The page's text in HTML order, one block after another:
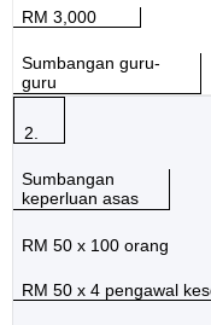
RM 3,000
Sumbangan guru-
guru
2.
Sumbangan
keperluan asas
RM 50 x 100 orang
RM 50 x 4 pengawal